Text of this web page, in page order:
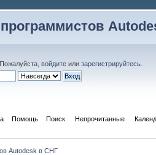
. Пожалуйста,войдите илизарегистрируйтесь
Помощь Поиск Непрочитанные
Autodesk в СНГ